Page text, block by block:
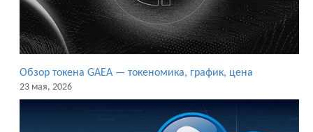
Обзор токена GAEA — токеномика, график, цена
23 мая, 2026